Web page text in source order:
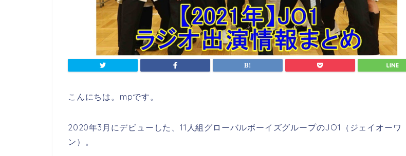
こんにちは。mpです。
2020年3月にデビューした、11人組グローバルボーイズグループのJO1（ジェイオーワ
ン）。